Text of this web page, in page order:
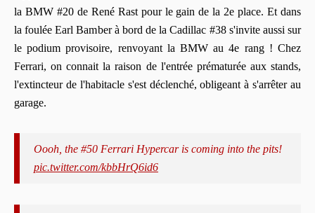
la BMW #20 de René Rast pour le gain de la 2e place. Et dans
la foulée Earl Bamber à bord de la Cadillac #38 s'invite aussi sur
le podium provisoire, renvoyant la BMW au 4e rang ! Chez
Ferrari, on connait la raison de l'entrée prématurée aux stands,
l'extincteur de l'habitacle s'est déclenché, obligeant à s'arrêter au
garage.
Oooh, the #50 Ferrari Hypercar is coming into the pits!
pic.twitter.com/kbbHrQ6id6